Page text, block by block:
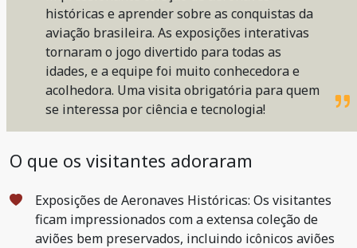
históricas e aprender sobre as conquistas da
aviação brasileira. As exposições interativas
tornaram o jogo divertido para todas as
idades, e a equipe foi muito conhecedora e
acolhedora. Uma visita obrigatória para quem
se interessa por ciência e tecnologia!
O que os visitantes adoraram
Exposições de Aeronaves Históricas: Os visitantes
ficam impressionados com a extensa coleção de
aviões bem preservados, incluindo icônicos aviões